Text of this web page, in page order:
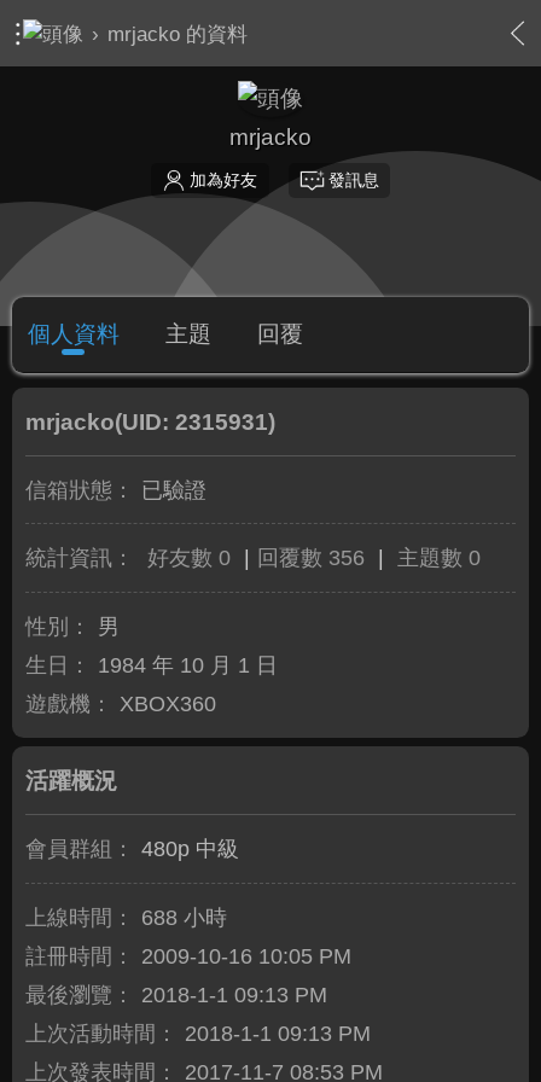
› mrjacko 的資料
mrjacko
加為好友 發訊息
個人資料 主題 回覆
mrjacko(UID: 2315931)
信箱狀態： 已驗證
統計資訊： 好友數 0 回覆數 356 主題數 0
性別：
男
生日：
1984 年 10 月 1 日
遊戲機：
XBOX360
活躍概況
會員群組： 480p 中級
上線時間：
688 小時
註冊時間：
2009-10-16 10:05 PM
最後瀏覽：
2018-1-1 09:13 PM
上次活動時間：
2018-1-1 09:13 PM
上次發表時間：
2017-11-7 08:53 PM